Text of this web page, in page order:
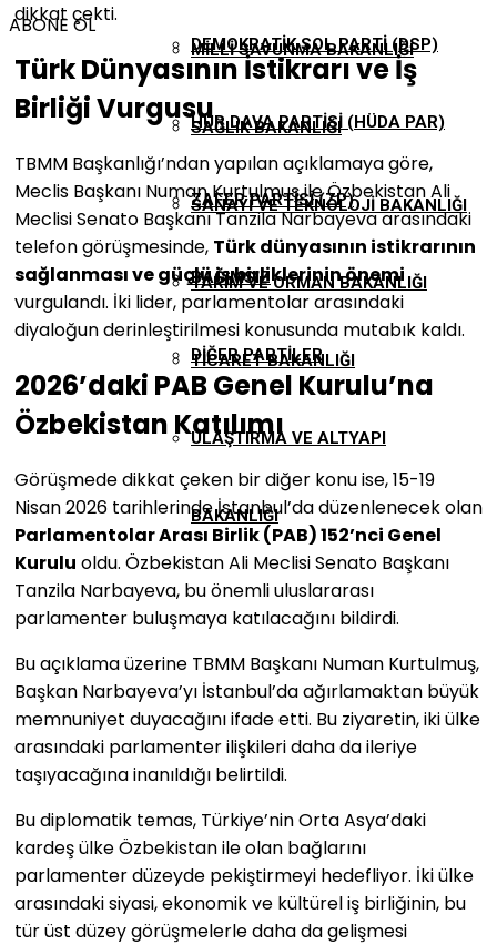
DEMOKRATIK SOL PARTI (DSP)
HÜR DAVA PARTISI (HÜDA PAR)
ZAFER PARTISI (ZP)
BAĞIMSIZ
DIĞER PARTILER
MILLI SAVUNMA BAKANLIĞI
SAĞLIK BAKANLIĞI
SANAYI VE TEKNOLOJI BAKANLIĞI
TARIM VE ORMAN BAKANLIĞI
TICARET BAKANLIĞI
ULAŞTIRMA VE ALTYAPI
BAKANLIĞI
ABONE OL
dikkat çekti.
Türk Dünyasının İstikrarı ve İş
Birliği Vurgusu
TBMM Başkanlığı’ndan yapılan açıklamaya göre,
Meclis Başkanı Numan Kurtulmuş ile Özbekistan Ali
Meclisi Senato Başkanı Tanzila Narbayeva arasındaki
telefon görüşmesinde, Türk dünyasının istikrarının
sağlanması ve güçlü iş birliklerinin önemi
vurgulandı. İki lider, parlamentolar arasındaki
diyaloğun derinleştirilmesi konusunda mutabık kaldı.
2026’daki PAB Genel Kurulu’na
Özbekistan Katılımı
Görüşmede dikkat çeken bir diğer konu ise, 15-19
Nisan 2026 tarihlerinde İstanbul’da düzenlenecek olan
Parlamentolar Arası Birlik (PAB) 152’nci Genel
Kurulu oldu. Özbekistan Ali Meclisi Senato Başkanı
Tanzila Narbayeva, bu önemli uluslararası
parlamenter buluşmaya katılacağını bildirdi.
Bu açıklama üzerine TBMM Başkanı Numan Kurtulmuş,
Başkan Narbayeva’yı İstanbul’da ağırlamaktan büyük
memnuniyet duyacağını ifade etti. Bu ziyaretin, iki ülke
arasındaki parlamenter ilişkileri daha da ileriye
taşıyacağına inanıldığı belirtildi.
Bu diplomatik temas, Türkiye’nin Orta Asya’daki
kardeş ülke Özbekistan ile olan bağlarını
parlamenter düzeyde pekiştirmeyi hedefliyor. İki ülke
arasındaki siyasi, ekonomik ve kültürel iş birliğinin, bu
tür üst düzey görüşmelerle daha da gelişmesi